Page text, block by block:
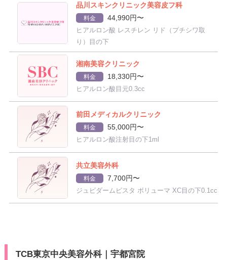
品川スキンクリニック美容皮フ科
料金 44,990円〜
ヒアルロン酸 レスチレン リド（プチシワ取
り）目の下
湘南美容クリニック
料金 18,330円〜
ヒアルロン酸目元0.3cc
前田メディカルクリニック
料金 55,000円〜
ヒアルロン酸注射目の下1ml
共立美容外科
料金 7,700円〜
ジュビダームビスタ ボリューマ XC目の下0.1cc
TCB東京中央美容外科｜宇都宮院